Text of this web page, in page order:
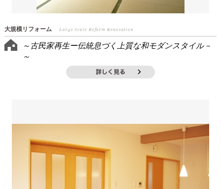
大規模リフォーム Large Scale Reform Renovation
～古民家再生ー伝統息づく上質な和モダンスタイル－
～